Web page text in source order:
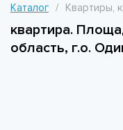
Каталог Квартиры,
квартира.
область, г.о.